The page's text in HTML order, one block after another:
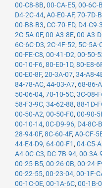
00-C8-8B, 00-CA-E5, 00-6C-
D4-2C-44, A0-E0-AF, 70-7D-
00-B8-B3, CC-70-ED, D4-C9-
2C-5A-0F, 00-A3-8E, 00-A3-
6C-6C-D3, 2C-4F-52, 5C-5A-
00-FE-C8, 00-41-D2, 00-50-
00-10-F6, 80-E0-1D, 80-E8-
00-E0-8F, 20-3A-07, 34-A8-
84-78-AC, 44-03-A7, 68-86-
50-06-04, 70-10-5C, 3C-08-
58-F3-9C, 34-62-88, 88-1D-
00-50-A2, 00-50-F0, 00-90-
00-10-14, 0C-D9-96, D4-8C-
28-94-0F, 8C-60-4F, A0-CF-
44-E4-D9, 64-00-F1 , 04-C5-
A4-0C-C3, DC-7B-94, 00-3A-
00-25-B5, 00-26-0B, 00-24-
00-22-55, 00-23-04, 00-1F-
00-1C-0E, 00-1A-6C, 00-1B-